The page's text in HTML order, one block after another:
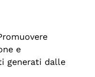
e
generati dalle